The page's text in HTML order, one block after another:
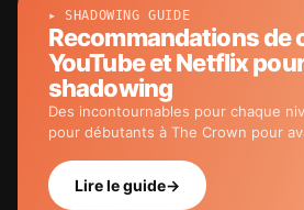
▸ SHADOWING GUIDE
Recommandations de
YouTube et Netflix
shadowing
Des incontournables pour chaque
pour débutants à The Crown pour
Lire le guide→